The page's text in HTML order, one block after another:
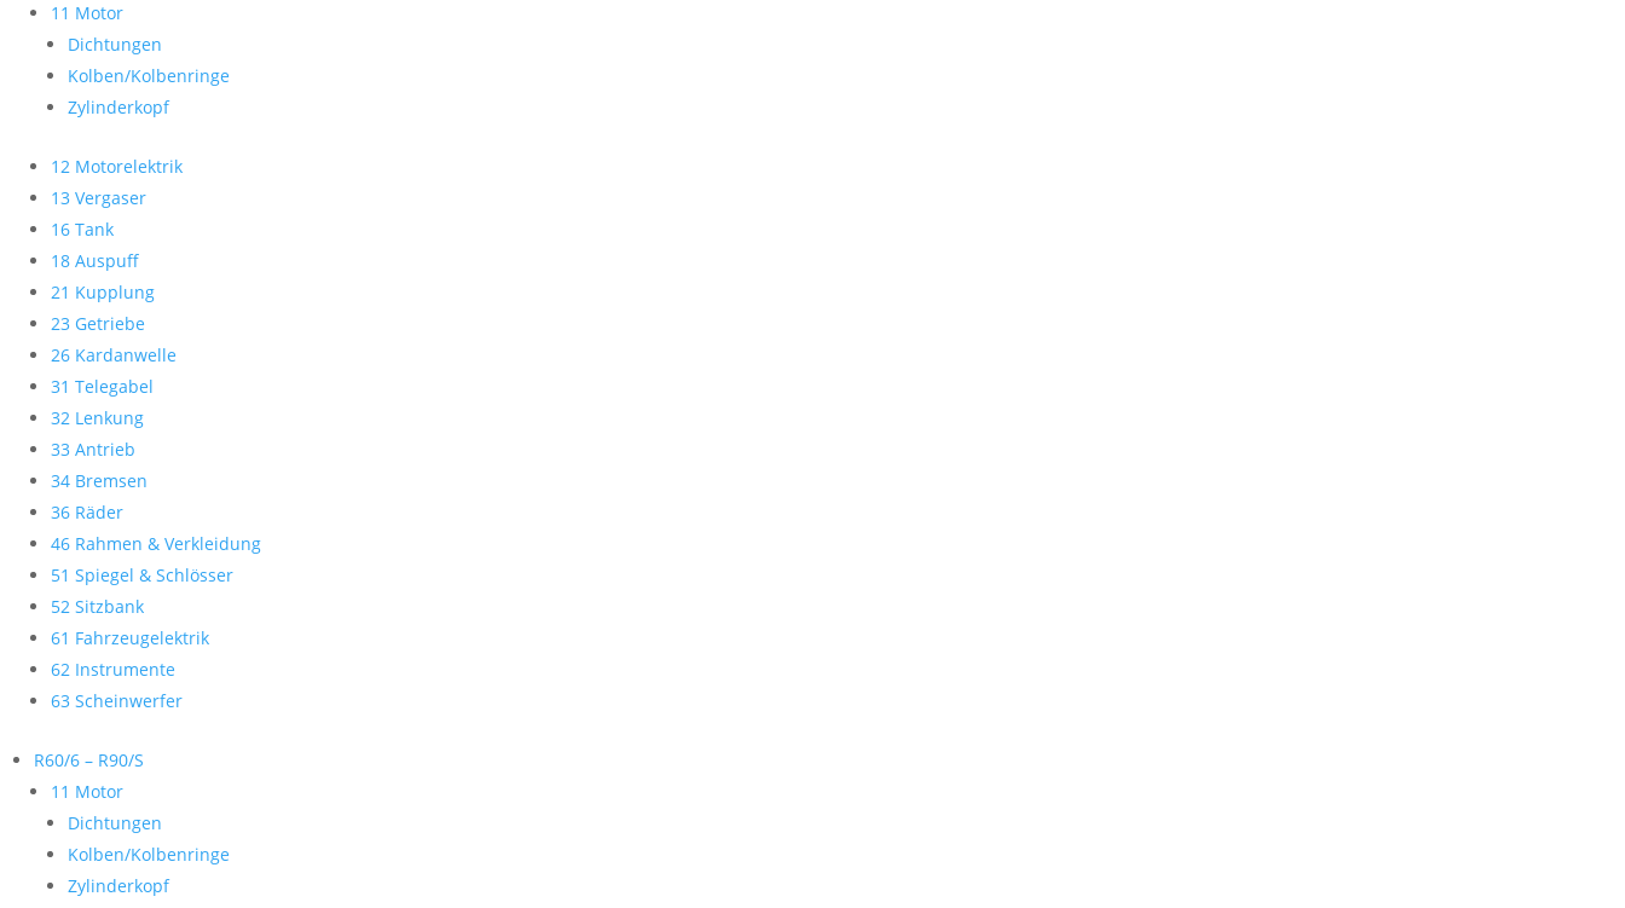
11 Motor
Dichtungen
Kolben/Kolbenringe
Zylinderkopf
12 Motorelektrik
13 Vergaser
16 Tank
18 Auspuff
21 Kupplung
23 Getriebe
26 Kardanwelle
31 Telegabel
32 Lenkung
33 Antrieb
34 Bremsen
36 Räder
46 Rahmen & Verkleidung
51 Spiegel & Schlösser
52 Sitzbank
61 Fahrzeugelektrik
62 Instrumente
63 Scheinwerfer
R60/6 – R90/S
11 Motor
Dichtungen
Kolben/Kolbenringe
Zylinderkopf